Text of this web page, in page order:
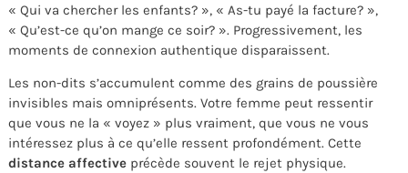
« Qui va chercher les enfants? », « As-tu payé la facture? »,
« Qu’est-ce qu’on mange ce soir? ». Progressivement, les
moments de connexion authentique disparaissent.
Les non-dits s’accumulent comme des grains de poussière
invisibles mais omniprésents. Votre femme peut ressentir
que vous ne la « voyez » plus vraiment, que vous ne vous
intéressez plus à ce qu’elle ressent profondément. Cette
distance affective précède souvent le rejet physique.